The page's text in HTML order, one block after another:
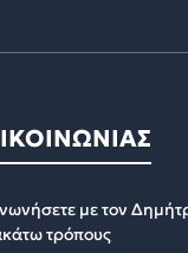
με τον
τρόπους